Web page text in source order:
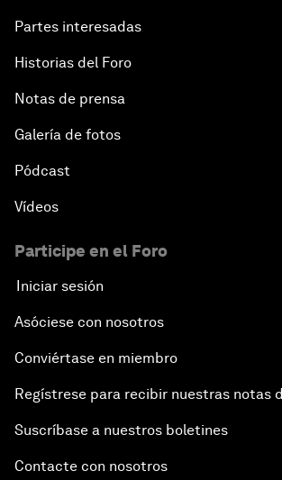
Partes interesadas
Historias del Foro
Notas de prensa
Galería de fotos
Pódcast
Vídeos
Participe en el Foro
Iniciar sesión
Asóciese con nosotros
Conviértase en miembro
Regístrese para recibir nuestras notas
Suscríbase a nuestros boletines
Contacte con nosotros